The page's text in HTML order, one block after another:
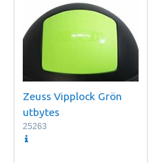
Zeuss Vipplock Grön
utbytes
25263